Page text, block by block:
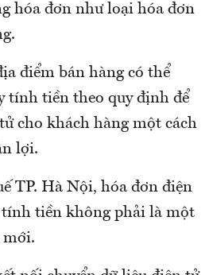
hóa đơn như loại hóa đơn
điểm bán hàng có thể
tính tiền theo quy định để
cho khách hàng một cách
lợi.
TP. Hà Nội, hóa đơn điện
tiền không phải là một
mới.